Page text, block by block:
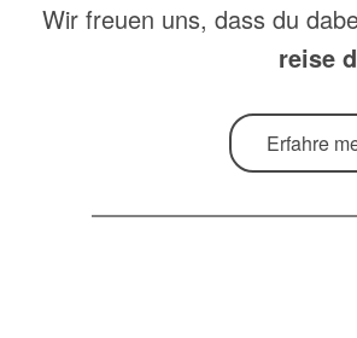
Wir freuen uns, dass du
reise
Erfahre